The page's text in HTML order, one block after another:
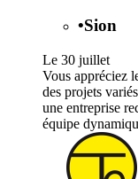
•Sion
Le 30 juillet
Vous appréciez
des projets
une entreprise
équipe